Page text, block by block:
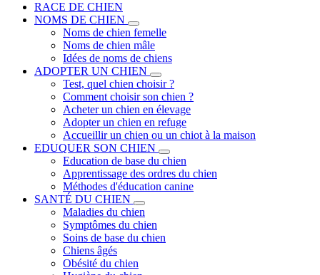
RACE DE CHIEN
NOMS DE CHIEN
Noms de chien femelle
Noms de chien mâle
Idées de noms de chiens
ADOPTER UN CHIEN
Test, quel chien choisir ?
Comment choisir son chien ?
Acheter un chien en élevage
Adopter un chien en refuge
Accueillir un chien ou un chiot à la maison
EDUQUER SON CHIEN
Education de base du chien
Apprentissage des ordres du chien
Méthodes d'éducation canine
SANTÉ DU CHIEN
Maladies du chien
Symptômes du chien
Soins de base du chien
Chiens âgés
Obésité du chien